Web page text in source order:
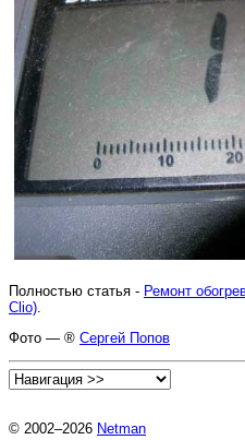
Полностью статья - Ремонт
Clio)
Фото — ® Сергей Попов
© 2002–2026 Netman